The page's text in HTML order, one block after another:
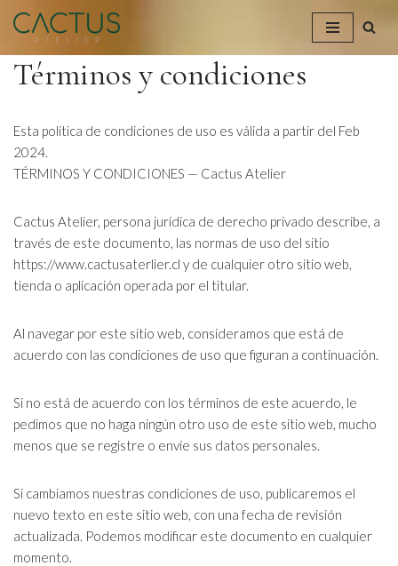
Saltar
al
Términos y condiciones
Esta política de condiciones de uso es válida a partir del Feb
2024.
TÉRMINOS Y CONDICIONES — Cactus Atelier
Cactus Atelier, persona jurídica de derecho privado describe, a
través de este documento, las normas de uso del sitio
https://www.cactusaterlier.cl y de cualquier otro sitio web,
tienda o aplicación operada por el titular.
Al navegar por este sitio web, consideramos que está de
acuerdo con las condiciones de uso que figuran a continuación.
Si no está de acuerdo con los términos de este acuerdo, le
pedimos que no haga ningún otro uso de este sitio web, mucho
menos que se registre o envíe sus datos personales.
Si cambiamos nuestras condiciones de uso, publicaremos el
nuevo texto en este sitio web, con una fecha de revisión
actualizada. Podemos modificar este documento en cualquier
momento.